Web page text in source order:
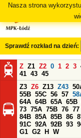
Nasza strona
Sprawdź rozkład na dzień:
Z Z1 Z2 0 1 2 3
41 43 45
Z3 Z6 Z13 Z43
55B 55C 56 57
64A 64B 65A 65B
73 75A 75B 76 77
84B 85A 85B 86
91C 92A 92B 93
G1 G2 H
W